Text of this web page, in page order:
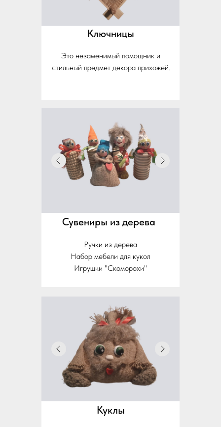
Сувениры из дерева
Ручки из дерева
Набор мебели для кукол
Игрушки "Скоморохи"
Ключницы
Куклы
Это незаменимый помощник и
стильный предмет декора прихожей.